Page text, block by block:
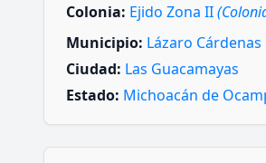
Colonia: Ejido Zona II
Municipio: Lázaro Cárdenas
Ciudad: Las Guacamayas
Estado: Michoacán de